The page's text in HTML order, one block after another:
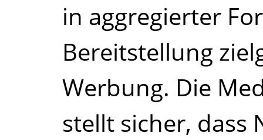
in aggregierter
Bereitstellung
Werbung. Die
stellt sicher, dass